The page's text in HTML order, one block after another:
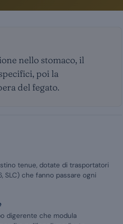
nello stomaco, il
poi la
del fegato.
tenue, dotate di trasportatori
SLC) che fanno passare ogni
digerente che modula